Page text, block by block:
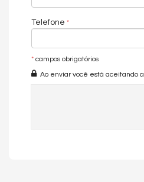
Telefone
* campos obrigatórios
Ao enviar você está aceitando a